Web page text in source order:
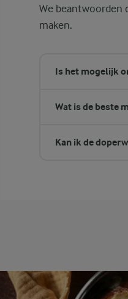
We beantwoorden
maken.
Is het mogelijk
Wat is de beste
Kan ik de